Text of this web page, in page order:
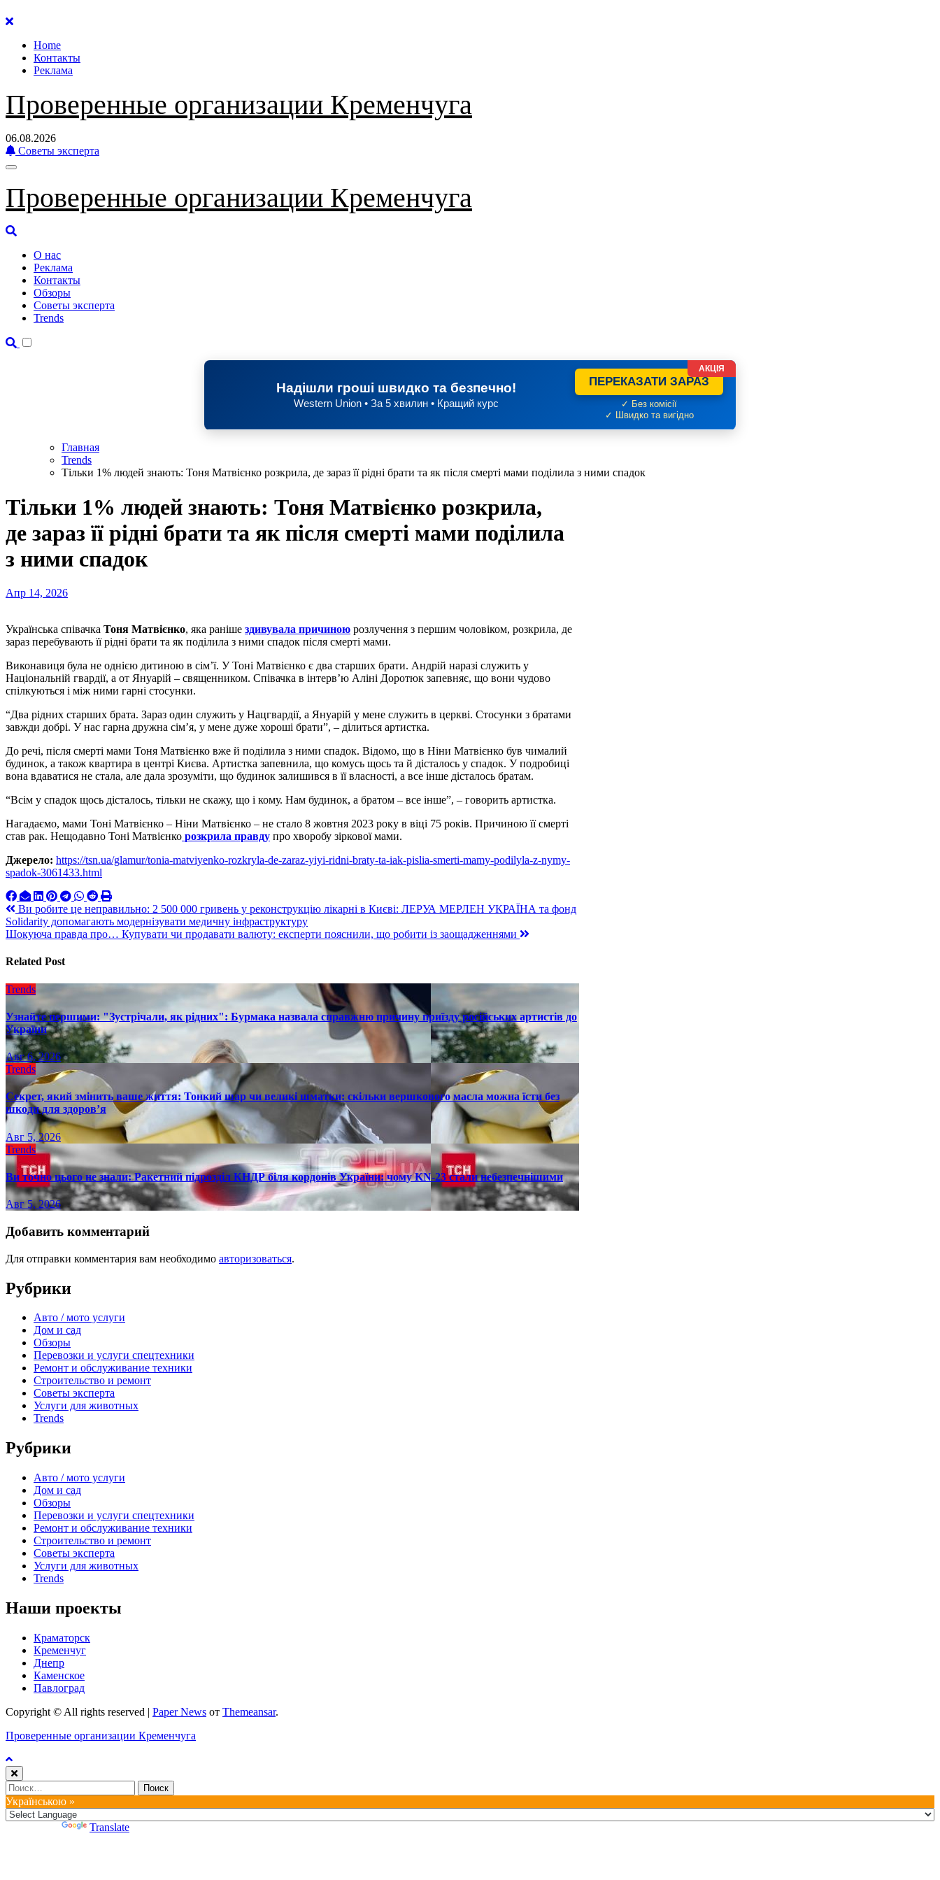
Перейти
содержанию
Home
Контакты
Реклама
Проверенные организации Кременчуга
06.08.2026
Советы эксперта
Проверенные организации Кременчуга
О нас
Реклама
Контакты
Обзоры
Советы эксперта
Trends
Надішли гроші швидко та безпечно!
Western Union • За 5 хвилин • Кращий курс
ПЕРЕКАЗАТИ ЗАРАЗ
✓ Без комісії
✓ Швидко та вигідно
АКЦІЯ
Главная
Trends
Тільки 1% людей знають: Тоня Матвієнко розкрила, де зараз її рідні брати та як після смерті мами поділила з ними спадок
Тільки 1% людей знають: Тоня Матвієнко розкрила,
де зараз її рідні брати та як після смерті мами поділила
з ними спадок
Апр 14, 2026
Українська співачка Тоня Матвієнко, яка раніше здивувала причиною розлучення з першим чоловіком, розкрила, де
зараз перебувають її рідні брати та як поділила з ними спадок після смерті мами.
Виконавиця була не однією дитиною в сім’ї. У Тоні Матвієнко є два старших брати. Андрій наразі служить у
Національній гвардії, а от Януарій – священником. Співачка в інтерв’ю Аліні Доротюк запевняє, що вони чудово
спілкуються і між ними гарні стосунки.
“Два рідних старших брата. Зараз один служить у Нацгвардії, а Януарій у мене служить в церкві. Стосунки з братами
завжди добрі. У нас гарна дружна сім’я, у мене дуже хороші брати”, – ділиться артистка.
До речі, після смерті мами Тоня Матвієнко вже й поділила з ними спадок. Відомо, що в Ніни Матвієнко був чималий
будинок, а також квартира в центрі Києва. Артистка запевнила, що комусь щось та й дісталось у спадок. У подробиці
вона вдаватися не стала, але дала зрозуміти, що будинок залишився в її власності, а все інше дісталось братам.
“Всім у спадок щось дісталось, тільки не скажу, що і кому. Нам будинок, а братом – все інше”, – говорить артистка.
Нагадаємо, мами Тоні Матвієнко – Ніни Матвієнко – не стало 8 жовтня 2023 року в віці 75 років. Причиною її смерті
став рак. Нещодавно Тоні Матвієнко розкрила правду про хворобу зіркової мами.
Джерело: https://tsn.ua/glamur/tonia-matviyenko-rozkryla-de-zaraz-yiyi-ridni-braty-ta-iak-pislia-smerti-mamy-podilyla-z-nymy-
spadok-3061433.html
Навигация
по
Ви робите це неправильно: 2 500 000 гривень у реконструкцію лікарні в Києві: ЛЕРУА МЕРЛЕН УКРАЇНА та фонд
Solidarity допомагають модернізувати медичну інфраструктуру
Шокуюча правда про… Купувати чи продавати валюту: експерти пояснили, що робити із заощадженнями
Related Post
Trends
Узнайте першими: "Зустрічали, як рідних": Бурмака назвала справжню причину приїзду російських артистів до
України
Авг 6, 2026
Trends
Секрет, який змінить ваше життя: Тонкий шар чи великі шматки: скільки вершкового масла можна їсти без
шкоди для здоров’я
Авг 5, 2026
Trends
Ви точно цього не знали: Ракетний підрозділ КНДР біля кордонів України: чому KN-23 стали небезпечнішими
Авг 5, 2026
Добавить комментарий
Для отправки комментария вам необходимо авторизоваться.
Рубрики
Авто / мото услуги
Дом и сад
Обзоры
Перевозки и услуги спецтехники
Ремонт и обслуживание техники
Строительство и ремонт
Советы эксперта
Услуги для животных
Trends
Рубрики
Авто / мото услуги
Дом и сад
Обзоры
Перевозки и услуги спецтехники
Ремонт и обслуживание техники
Строительство и ремонт
Советы эксперта
Услуги для животных
Trends
Наши проекты
Краматорск
Кременчуг
Днепр
Каменское
Павлоград
Copyright © All rights reserved | Paper News от Themeansar.
Проверенные организации Кременчуга
Найти:
Українською »
Translate